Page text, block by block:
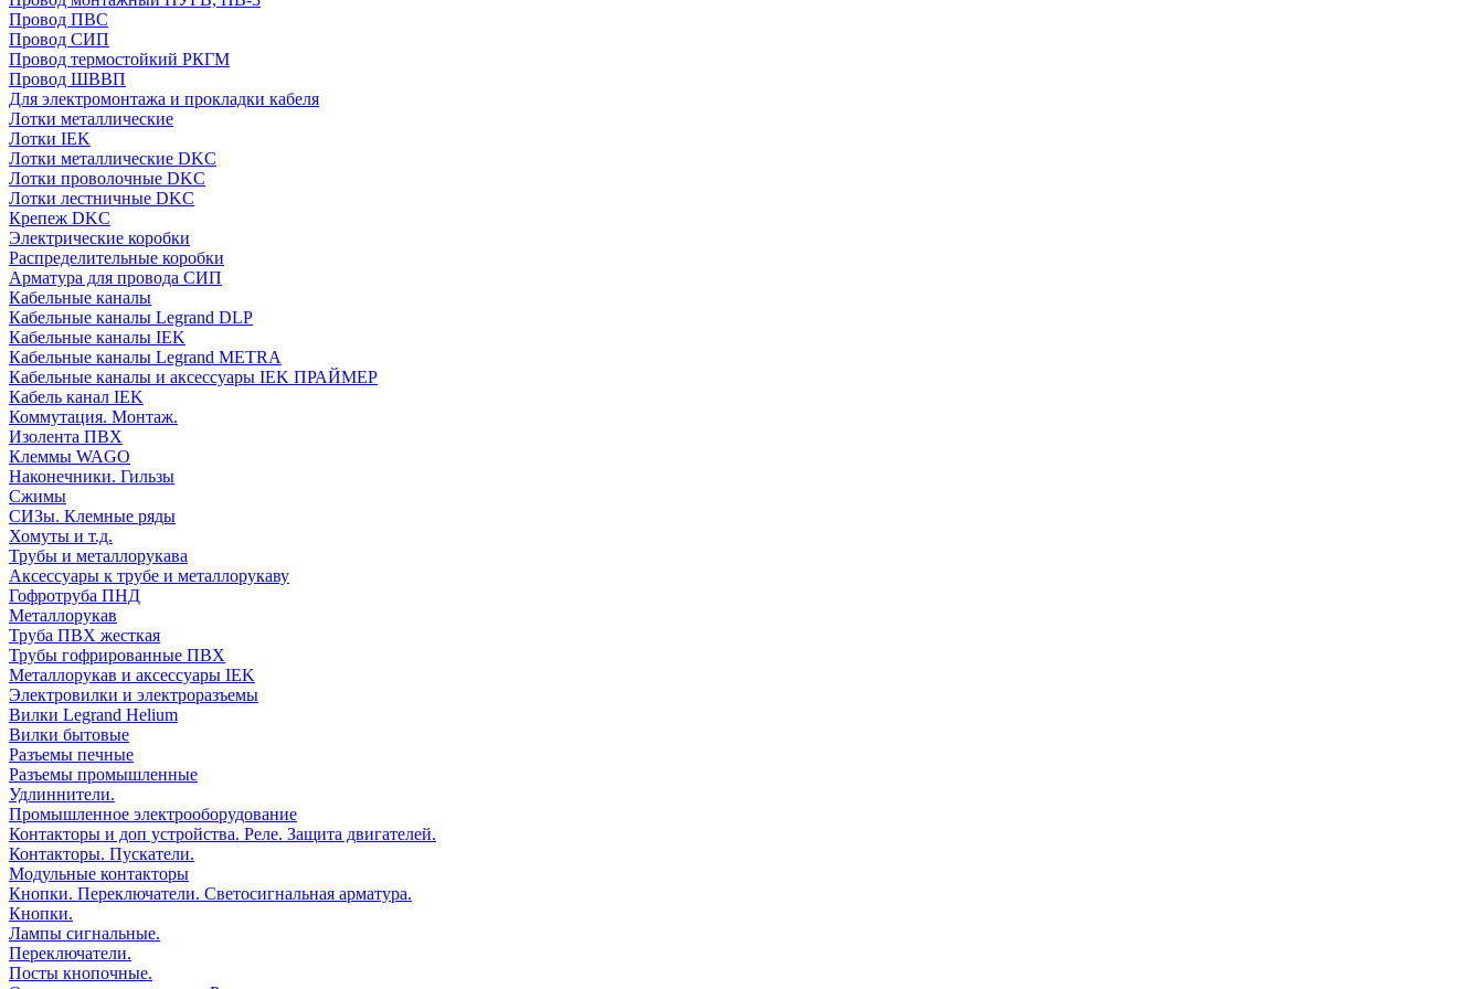
Провод ПВС
Провод СИП
Провод термостойкий РКГМ
Провод ШВВП
Для электромонтажа и прокладки кабеля
Лотки металлические
Лотки IEK
Лотки металлические DKC
Лотки проволочные DKC
Лотки лестничные DKC
Крепеж DKC
Электрические коробки
Распределительные коробки
Арматура для провода СИП
Кабельные каналы
Кабельные каналы Legrand DLP
Кабельные каналы IEK
Кабельные каналы Legrand METRA
Кабельные каналы и аксессуары IEK ПРАЙМЕР
Кабель канал IEK
Коммутация. Монтаж.
Изолента ПВХ
Клеммы WAGO
Наконечники. Гильзы
Сжимы
СИЗы. Клемные ряды
Хомуты и т.д.
Трубы и металлорукава
Аксессуары к трубе и металлорукаву
Гофротруба ПНД
Металлорукав
Труба ПВХ жесткая
Трубы гофрированные ПВХ
Металлорукав и аксессуары IEK
Электровилки и электроразъемы
Вилки Legrand Helium
Вилки бытовые
Разъемы печные
Разъемы промышленные
Удлиннители.
Промышленное электрооборудование
Контакторы и доп устройства. Реле. Защита двигателей.
Контакторы. Пускатели.
Модульные контакторы
Кнопки. Переключатели. Светосигнальная арматура.
Кнопки.
Лампы сигнальные.
Переключатели.
Посты кнопочные.